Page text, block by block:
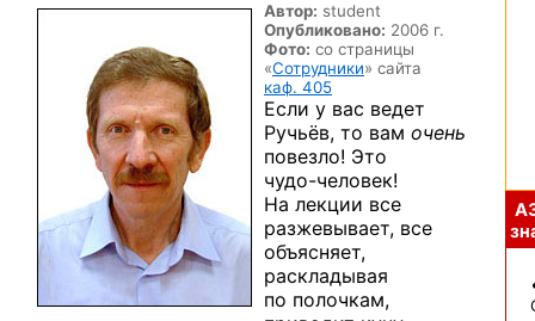
Автор: student
Опубликовано: 2006 г.
Фото: со страницы
«Сотрудники» сайта
каф. 405
Если у вас ведет
Ручьёв, то вам очень
повезло! Это
чудо-человек!
На лекции все
разжевывает, все
объясняет,
раскладывая
по полочкам,